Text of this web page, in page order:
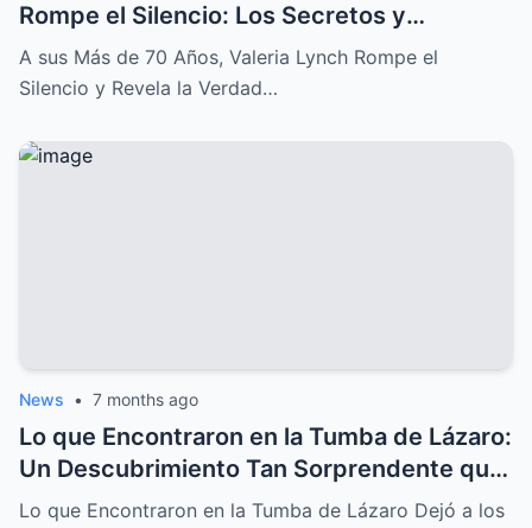
Rompe el Silencio: Los Secretos y
Sufrimientos de su Difícil Vida
A sus Más de 70 Años, Valeria Lynch Rompe el
Silencio y Revela la Verdad…
News • 7 months ago
Lo que Encontraron en la Tumba de Lázaro:
Un Descubrimiento Tan Sorprendente que
Dejó a los Científicos Sin Aliento
Lo que Encontraron en la Tumba de Lázaro Dejó a los